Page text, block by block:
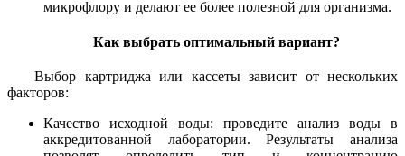
микрофлору и делают ее более полезной для организма.
Как выбрать оптимальный вариант?
Выбор картриджа или кассеты зависит от нескольких
факторов:
Качество исходной воды: проведите анализ воды в
аккредитованной лаборатории. Результаты анализа